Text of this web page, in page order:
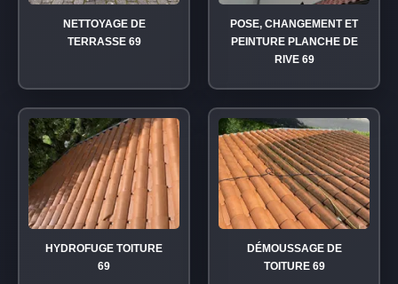
NETTOYAGE DE
TERRASSE 69
POSE, CHANGEMENT ET
PEINTURE PLANCHE DE
RIVE 69
HYDROFUGE TOITURE
69
DÉMOUSSAGE DE
TOITURE 69